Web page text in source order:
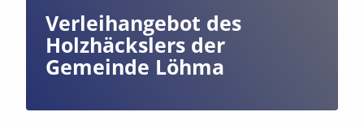
Verleihangebot des
Holzhäckslers der
Gemeinde Löhma